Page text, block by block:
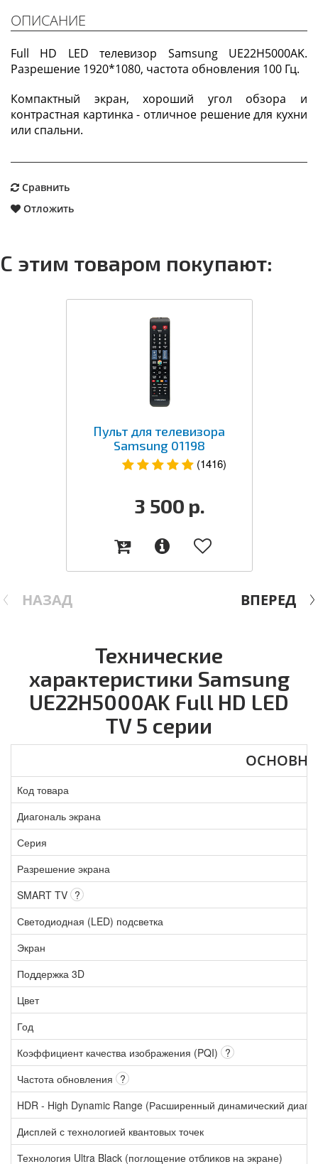
ОПИСАНИЕ
Full HD LED телевизор Samsung UE22H5000AK.
Разрешение 1920*1080, частота обновления 100 Гц.
Компактный экран, хороший угол обзора и
контрастная картинка - отличное решение для кухни
или спальни.
Сравнить
Отложить
С этим товаром покупают:
НАЗАД
Пульт для телевизора
Samsung 01198
(1416)
3 500 р.
ВПЕРЕД
Технические
характеристики Samsung
UE22H5000AK Full HD LED
TV 5 серии
Код товара
Диагональ экрана
Серия
Разрешение экрана
SMART TV ?
Светодиодная (LED) подсветка
Экран
Поддержка 3D
Цвет
Год
Коэффициент качества изображения (PQI) ?
Частота обновления ?
HDR - High Dynamic Range (Расширенный динамический
Дисплей с технологией квантовых точек
Технология Ultra Black (поглощение отбликов на экране)